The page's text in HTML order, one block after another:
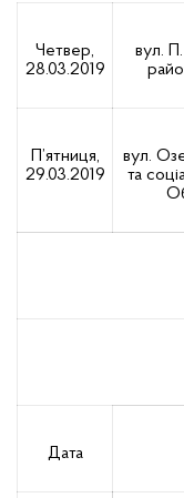
Четвер,
28.03.2019
вул.
П’ятниця,
29.03.2019
вул.
та
Дата